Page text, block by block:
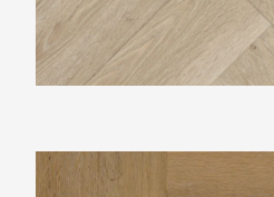
Ambiant Spigato Vivero